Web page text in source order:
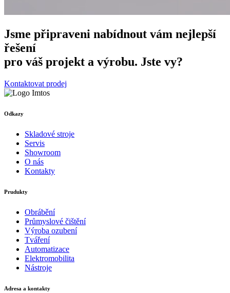
Jsme připraveni nabídnout vám nejlepší
řešení
pro váš projekt a výrobu. Jste vy?
Kontaktovat prodej
Odkazy
Skladové stroje
Servis
Showroom
O nás
Kontakty
Prudukty
Obrábění
Průmyslové čištění
Výroba ozubení
Tváření
Automatizace
Elektromobilita
Nástroje
Adresa a kontakty